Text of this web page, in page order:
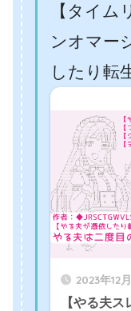
【タイム
ンオマー
したり転
2023年12
【やる夫